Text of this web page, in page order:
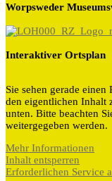
Worpsweder
Interaktiver Ortsplan
Sie sehen gerade
den eigentlichen Inhalt
unten. Bitte beachten
weitergegeben werden.
Mehr Informationen
Inhalt entsperren
Erforderlichen Service